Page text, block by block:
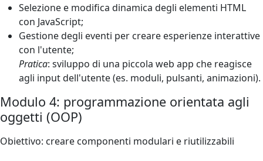
Selezione e modifica dinamica degli elementi HTML
con JavaScript;
Gestione degli eventi per creare esperienze interattive
con l'utente;
Pratica: sviluppo di una piccola web app che reagisce
agli input dell'utente (es. moduli, pulsanti, animazioni).
Modulo 4: programmazione orientata agli
oggetti (OOP)
Obiettivo: creare componenti modulari e riutilizzabili